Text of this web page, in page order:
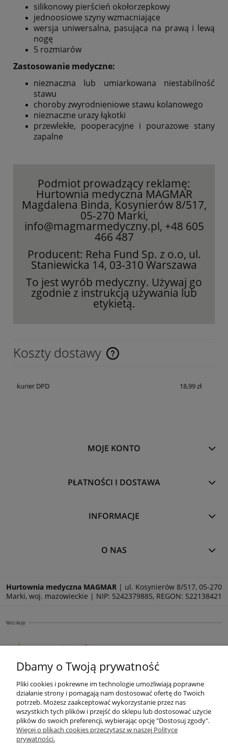
silikonowy pierścień okołorzepkowy
jednoosiowe szyny wzmacniające
wersja uniwersalna, pasująca na prawą i lewą
nogę
5 rozmiarów
Zastosowanie medyczne:
nieznaczna lub umiarkowana niestabilność
stawu
choroby zwyrodnieniowe stawu kolanowego
nieznaczne urazy łąkotki
przewlekłe, pooperacyjne i pourazowe stany
zapalne
Podmiot prowadzący reklamę:
Hurtownia medyczna MAGMAR
Magdalena Binda, Kosynierów 8/517,
05-270 Marki,
info@magmarmedyczny.pl, +48 605
466 487
Producent: Reha Fund Sp. z o.o, ul.
Staniewicka 14, 03-310 Warszawa
To jest wyrób medyczny. Używaj go
zgodnie z instrukcją używania lub
etykietą.
Koszty dostawy
Cena nie zawiera ewentualnych kosztów płatności
kurier DPD 18,99 zł
MOJE KONTO
PŁATNOŚCI I DOSTAWA
INFORMACJE
O NAS
Hurtownia medyczna MAGMAR | ul. Kosynierów 8/517, 05-270
Marki, woj. mazowieckie | NIP: 5242379885, REGON: 522138421
Dbamy o Twoją prywatność
Pliki cookies i pokrewne im technologie umożliwiają poprawne
działanie strony i pomagają nam dostosować ofertę do Twoich
potrzeb. Możesz zaakceptować wykorzystanie przez nas
wszystkich tych plików i przejść do sklepu lub dostosować użycie
plików do swoich preferencji, wybierając opcję "Dostosuj zgody".
Więcej o plikach cookies przeczytasz w naszej Polityce
prywatności.